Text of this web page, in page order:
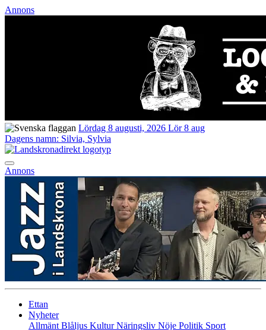
Annons
Lördag 8 augusti, 2026 Lör 8 aug
Dagens namn: Silvia, Sylvia
Annons
Ettan
Nyheter
Allmänt Blåljus KulturNäringsliv Nöje Politik Sport